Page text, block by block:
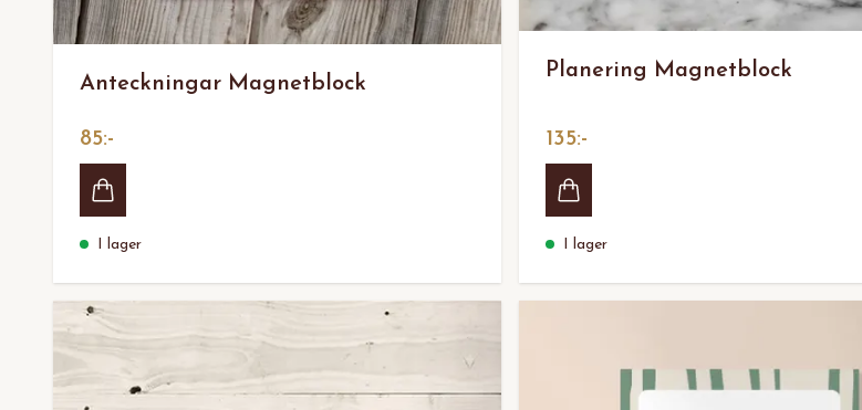
Anteckningar Magnetblock
85:-
I lager
Planering Magnetblock
135:-
I lager